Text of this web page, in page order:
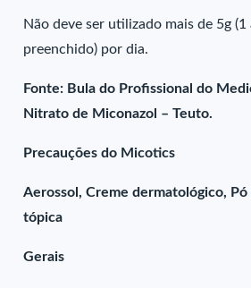
Não deve ser utilizado mais de 5g
preenchido) por dia.
Fonte: Bula do Profissional do
Nitrato de Miconazol – Teuto.
Precauções do Micotics
Aerossol, Creme dermatológico,
tópica
Gerais